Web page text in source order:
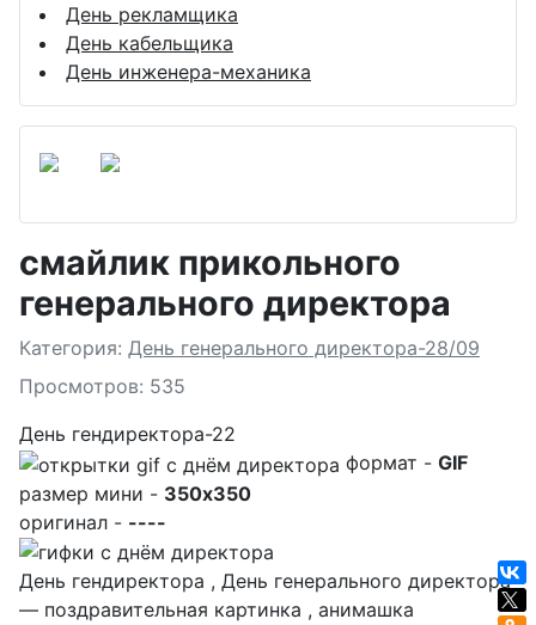
День рекламщика
День кабельщика
День инженера-механика
смайлик прикольного
генерального директора
Подробности
Категория: День генерального директора-28/09
Просмотров: 535
День гендиректора-22
формат - GIF
размер мини - 350x350
оригинал - ----
День гендиректора , День генерального директора
— поздравительная картинка , анимашка